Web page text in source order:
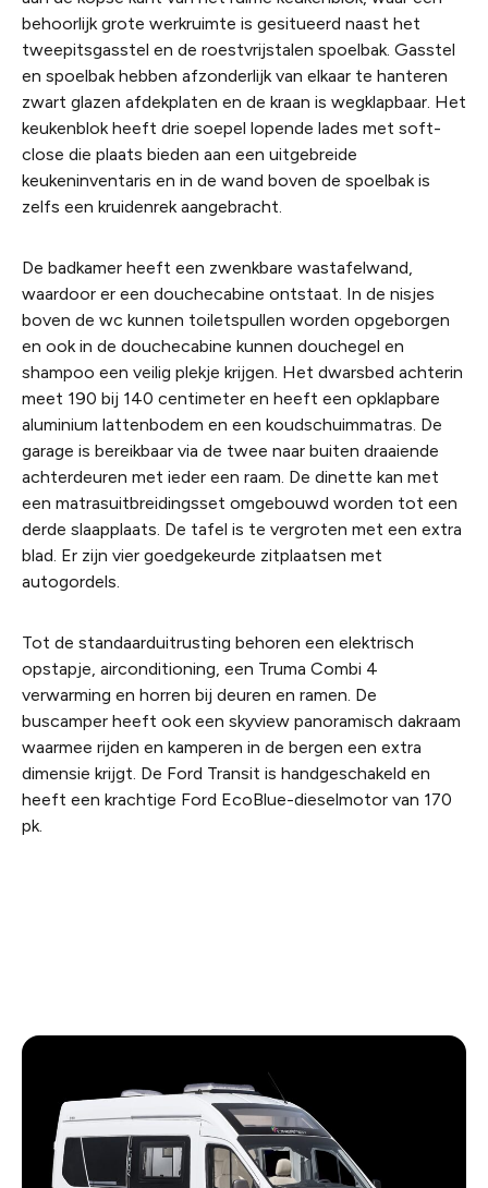
behoorlijk grote werkruimte is gesitueerd naast het
tweepitsgasstel en de roestvrijstalen spoelbak. Gasstel
en spoelbak hebben afzonderlijk van elkaar te hanteren
zwart glazen afdekplaten en de kraan is wegklapbaar. Het
keukenblok heeft drie soepel lopende lades met soft-
close die plaats bieden aan een uitgebreide
keukeninventaris en in de wand boven de spoelbak is
zelfs een kruidenrek aangebracht.
De badkamer heeft een zwenkbare wastafelwand,
waardoor er een douchecabine ontstaat. In de nisjes
boven de wc kunnen toiletspullen worden opgeborgen
en ook in de douchecabine kunnen douchegel en
shampoo een veilig plekje krijgen. Het dwarsbed achterin
meet 190 bij 140 centimeter en heeft een opklapbare
aluminium lattenbodem en een koudschuimmatras. De
garage is bereikbaar via de twee naar buiten draaiende
achterdeuren met ieder een raam. De dinette kan met
een matrasuitbreidingsset omgebouwd worden tot een
derde slaapplaats. De tafel is te vergroten met een extra
blad. Er zijn vier goedgekeurde zitplaatsen met
autogordels.
Tot de standaarduitrusting behoren een elektrisch
opstapje, airconditioning, een Truma Combi 4
verwarming en horren bij deuren en ramen. De
buscamper heeft ook een skyview panoramisch dakraam
waarmee rijden en kamperen in de bergen een extra
dimensie krijgt. De Ford Transit is handgeschakeld en
heeft een krachtige Ford EcoBlue-dieselmotor van 170
pk.